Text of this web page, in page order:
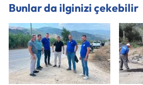
Bunlar da ilginizi çekebilir